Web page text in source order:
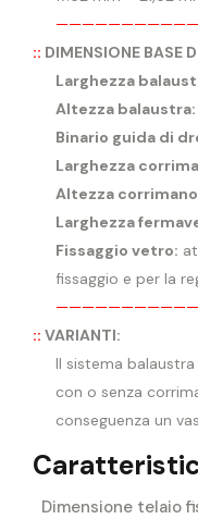
:: DIMENSIONE BASE
Larghezza
Altezza balaustra:
Binario guida di
Larghezza
Altezza
Larghezza
Fissaggio vetro:
fissaggio e per la
:: VARIANTI:
Il sistema balaustra
con o senza
conseguenza un
Dimensione telaio